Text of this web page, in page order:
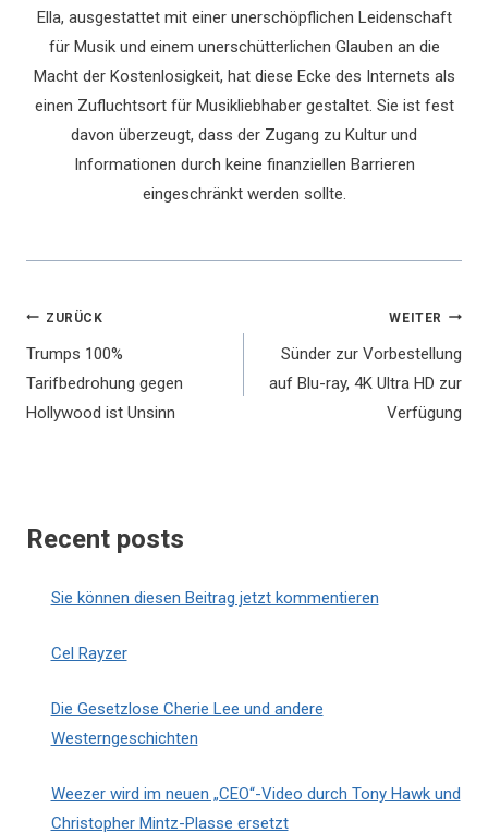
Ella, ausgestattet mit einer unerschöpflichen Leidenschaft
für Musik und einem unerschütterlichen Glauben an die
Macht der Kostenlosigkeit, hat diese Ecke des Internets als
einen Zufluchtsort für Musikliebhaber gestaltet. Sie ist fest
davon überzeugt, dass der Zugang zu Kultur und
Informationen durch keine finanziellen Barrieren
eingeschränkt werden sollte.
Beitragsnavigation
ZURÜCK
Trumps 100%
Tarifbedrohung gegen
Hollywood ist Unsinn
WEITER
Sünder zur Vorbestellung
auf Blu-ray, 4K Ultra HD zur
Verfügung
Recent posts
Sie können diesen Beitrag jetzt kommentieren
Cel Rayzer
Die Gesetzlose Cherie Lee und andere
Westerngeschichten
Weezer wird im neuen „CEO“-Video durch Tony Hawk und
Christopher Mintz-Plasse ersetzt